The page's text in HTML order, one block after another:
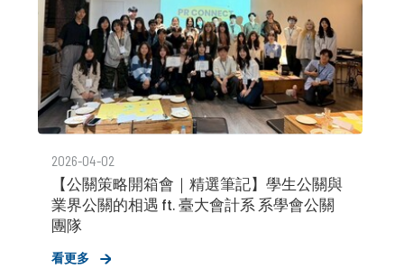
2026-04-02
【公關策略開箱會｜精選筆記】學生公關與
業界公關的相遇 ft. 臺大會計系 系學會公關
團隊
看更多